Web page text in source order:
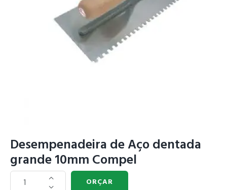
Desempenadeira de Aço dentada
grande 10mm Compel
ORÇAR